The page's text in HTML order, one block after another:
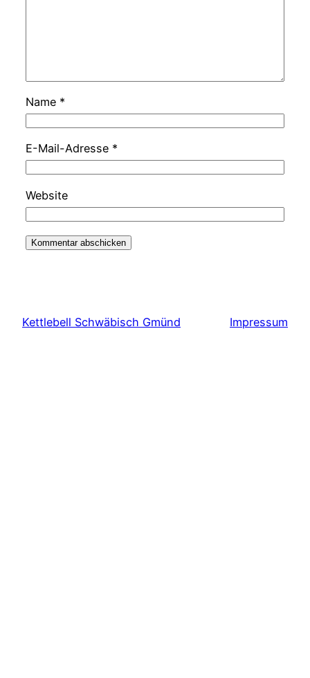
Name *
E-Mail-Adresse *
Website
Kettlebell Schwäbisch Gmünd Impressum